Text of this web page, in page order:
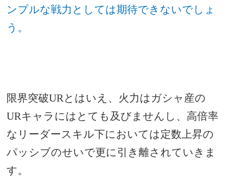
ンプルな戦力としては期待できないでしょ
う。
限界突破URとはいえ、火力はガシャ産の
URキャラにはとても及びませんし、高倍率
なリーダースキル下においては定数上昇の
パッシブのせいで更に引き離されていきま
す。